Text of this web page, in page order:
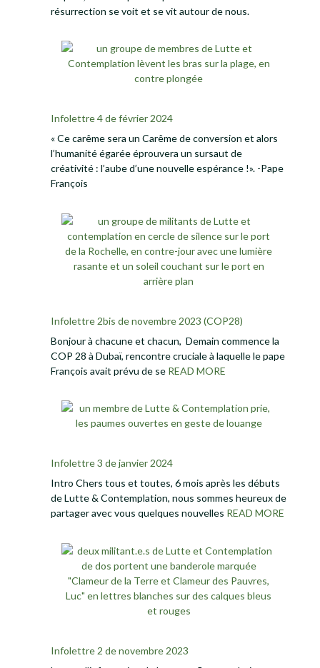
résurrection se voit et se vit autour de nous.
Infolettre 4 de février 2024
« Ce carême sera un Carême de conversion et alors
l’humanité égarée éprouvera un sursaut de
créativité : l’aube d’une nouvelle espérance !». -Pape
François
Infolettre 2bis de novembre 2023 (COP28)
Bonjour à chacune et chacun, Demain commence la
COP 28 à Dubaï, rencontre cruciale à laquelle le pape
François avait prévu de se READ MORE
Infolettre 3 de janvier 2024
Intro Chers tous et toutes, 6 mois après les débuts
de Lutte & Contemplation, nous sommes heureux de
partager avec vous quelques nouvelles READ MORE
Infolettre 2 de novembre 2023